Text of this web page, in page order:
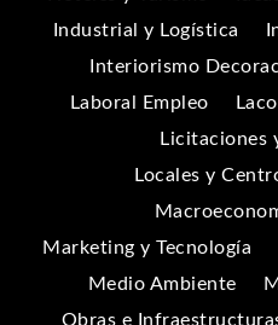
Industrial y Logística
Interiorismo
Laboral Empleo
Licitaciones
Locales y
Marketing y Tecnología
Medio Ambiente
Obras e